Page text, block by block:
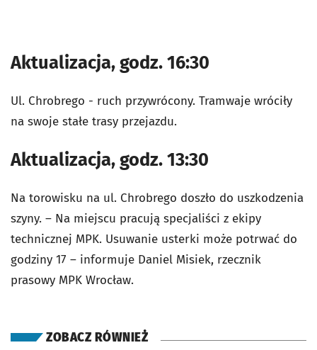
Aktualizacja, godz. 16:30
Ul. Chrobrego - ruch przywrócony. Tramwaje wróciły
na swoje stałe trasy przejazdu.
Aktualizacja, godz. 13:30
Na torowisku na ul. Chrobrego doszło do uszkodzenia
szyny. – Na miejscu pracują specjaliści z ekipy
technicznej MPK. Usuwanie usterki może potrwać do
godziny 17 – informuje Daniel Misiek, rzecznik
prasowy MPK Wrocław.
ZOBACZ RÓWNIEŻ